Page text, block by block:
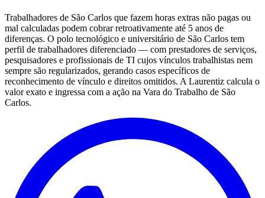
Trabalhadores de São Carlos que fazem horas extras não pagas ou
mal calculadas podem cobrar retroativamente até 5 anos de
diferenças. O polo tecnológico e universitário de São Carlos tem
perfil de trabalhadores diferenciado — com prestadores de serviços,
pesquisadores e profissionais de TI cujos vínculos trabalhistas nem
sempre são regularizados, gerando casos específicos de
reconhecimento de vínculo e direitos omitidos. A Laurentiz calcula o
valor exato e ingressa com a ação na Vara do Trabalho de São
Carlos.